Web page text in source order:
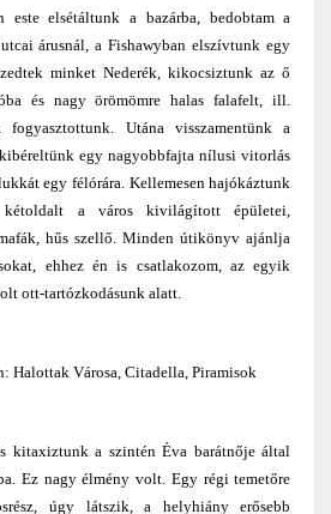
este elsétáltunk a bazárba, bedobtam a
árusnál, a Fishawyban elszívtunk egy
minket Nederék, kikocsiztunk az ő
és nagy örömömre halas falafelt, ill.
fogyasztottunk. Utána visszamentünk a
egy nagyobbfajta nílusi vitorlás
egy félórára. Kellemesen hajókáztunk
kétoldalt a város kivilágított épületei,
hűs szellő. Minden útikönyv ajánlja
ehhez én is csatlakozom, az egyik
ott-tartózkodásunk alatt.
Halottak Városa, Citadella, Piramisok
kitaxiztunk a szintén Éva barátnője által
Ez nagy élmény volt. Egy régi temetőre
úgy látszik, a helyhiány erősebb